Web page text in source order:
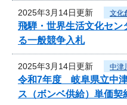
2025年3月14日更新 文化
飛騨・世界生活文化セン
る一般競争入札
2025年3月14日更新 中津
令和7年度 岐阜県立中
ス（ボンベ供給）単価契